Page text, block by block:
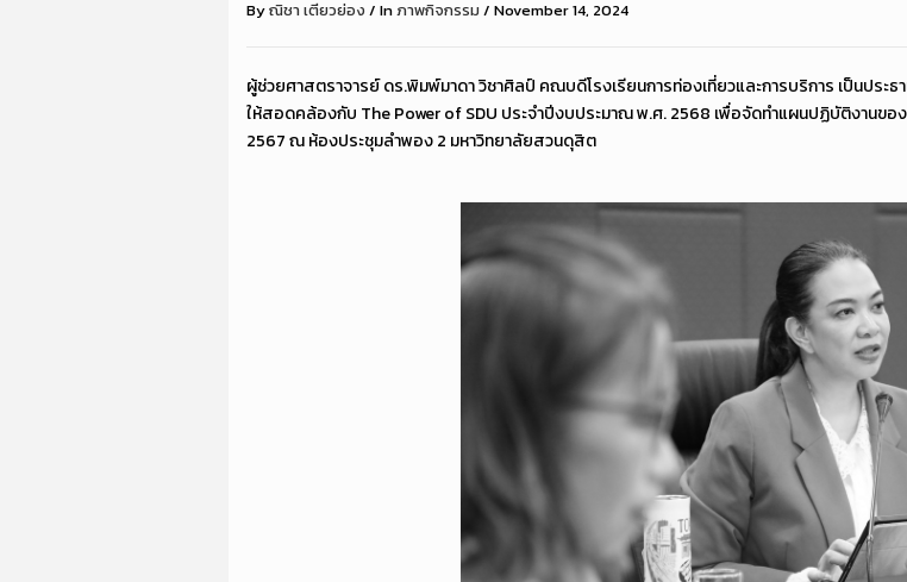
Byณิชา เตียวย่อง / Inภาพกิจกรรม / November 14, 2024
ผู้ช่วยศาสตราจารย์ ดร.พิมพ์มาดา วิชาศิลป์ คณบดีโรงเรียนการท่องเที่ยวและการบริการ เป็นประ
ให้สอดคล้องกับ The Power of SDU ประจำปีงบประมาณ พ.ศ. 2568 เพื่อจัดทำแผนปฏิบัติงานขอ
2567 ณ ห้องประชุมลำพอง 2 มหาวิทยาลัยสวนดุสิต